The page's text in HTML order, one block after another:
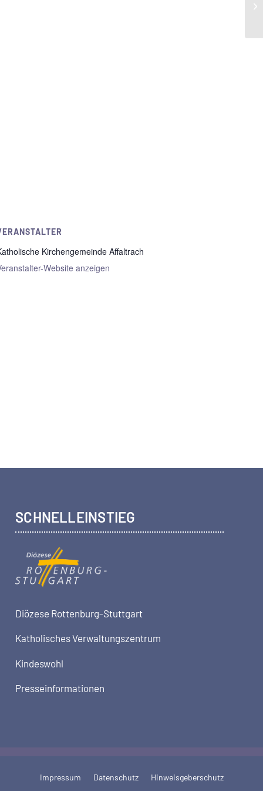
Kirchengemeinde Affaltrach
Website anzeigen
SCHNELLEINSTIEG
Diözese Rottenburg-Stuttgart
Katholisches Verwaltungszentrum
Kindeswohl
Presseinformationen
Impressum Datenschutz Hinweisgeberschutz